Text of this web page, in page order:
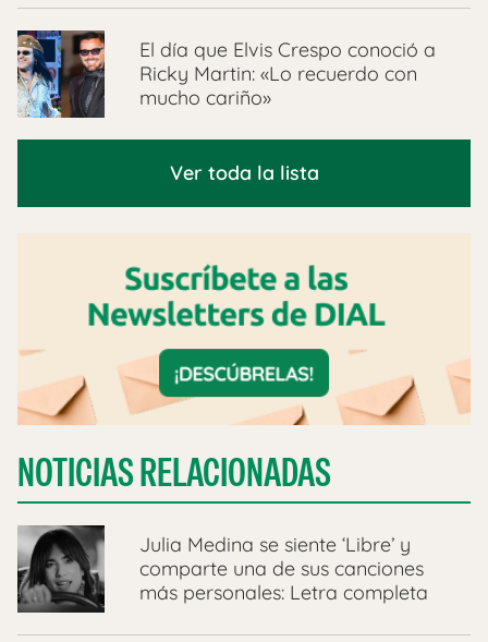
El día que Elvis Crespo conoció a
Ricky Martin: «Lo recuerdo con
mucho cariño»
Ver toda la lista
NOTICIAS RELACIONADAS
Julia Medina se siente ‘Libre’ y
comparte una de sus canciones
más personales: Letra completa